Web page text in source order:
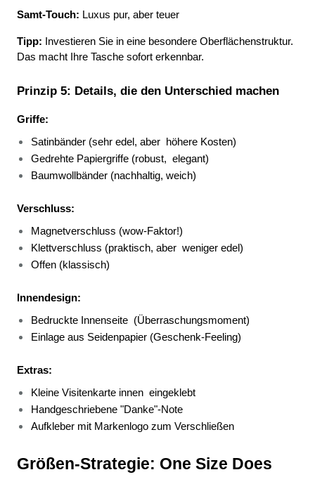
Samt-Touch: Luxus pur, aber teuer
Tipp: Investieren Sie in eine besondere Oberflächenstruktur.
Das macht Ihre Tasche sofort erkennbar.
Prinzip 5: Details, die den Unterschied machen
Griffe:
Satinbänder (sehr edel, aber
höhere Kosten)
Gedrehte Papiergriffe (robust, elegant)
Baumwollbänder (nachhaltig, weich)
Verschluss:
Magnetverschluss (wow-Faktor!)
Klettverschluss (praktisch, aber weniger edel)
Offen (klassisch)
Innendesign:
Bedruckte Innenseite (Überraschungsmoment)
Einlage aus Seidenpapier (Geschenk-Feeling)
Extras:
Kleine Visitenkarte innen eingeklebt
Handgeschriebene "Danke"-Note
Aufkleber mit Markenlogo zum Verschließen
Größen-Strategie: One Size Does